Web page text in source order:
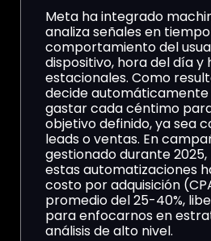
Meta ha integrado
analiza señales en
comportamiento del
dispositivo, hora del día
estacionales. Como
decide
gastar cada céntimo
objetivo definido, ya sea
leads o ventas. En
gestionado durante
estas automatizaciones
costo por adquisición
promedio del 25-40%,
para enfocarnos en
análisis de alto nivel.